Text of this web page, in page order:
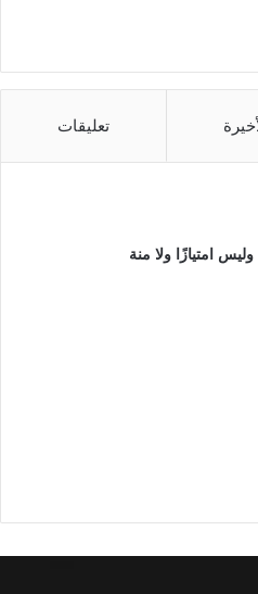
تعليقات
امتيازًا ولا منة